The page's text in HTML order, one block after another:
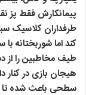
پیمانکارش فقط پز
طرفداران کلاسیک
کند اما
طیف مخاطبین را
هیجان بازی در
سطحی باعث شده تا